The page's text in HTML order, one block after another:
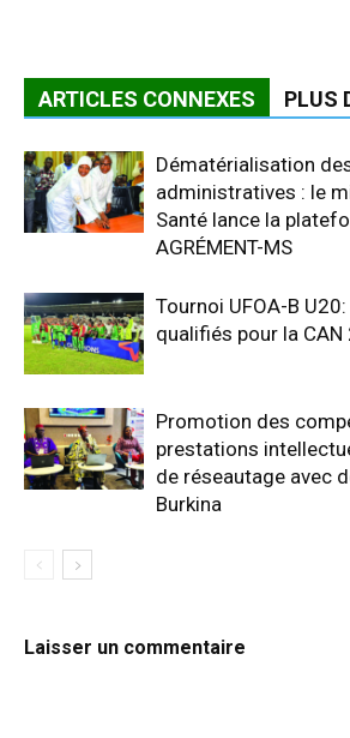
ARTICLES CONNEXES PLUS
Dématérialisation
administratives : le
Santé lance la
AGRÉMENT-MS
Tournoi UFOA-B
qualifiés pour la CAN
Promotion des
prestations
de réseautage avec
Burkina
Laisser un commentaire